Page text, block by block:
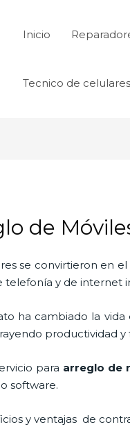
Inicio
Tecnico de
de
se convirtieron en
telefonía y de internet
ha cambiado la
productividad y
para arreglo de
software.
y ventajas de